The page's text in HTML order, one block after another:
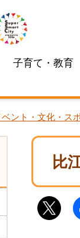
子育て・教育
ベント・文化・ス
比